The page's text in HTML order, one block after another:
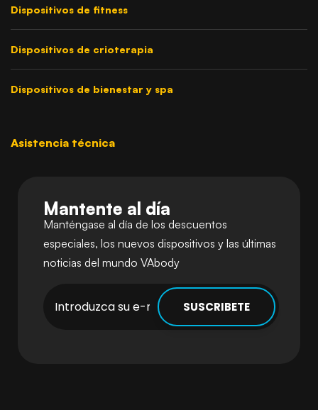
Dispositivos de fitness
Dispositivos de crioterapia
Dispositivos de bienestar y spa
Asistencia técnica
Mantente al día
Manténgase al día de los descuentos
especiales, los nuevos dispositivos y las últimas
noticias del mundo VAbody